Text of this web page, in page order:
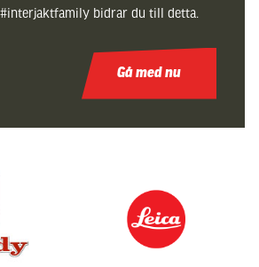
#interjaktfamily bidrar du till detta.
Gå med nu